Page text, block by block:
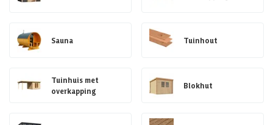
Sauna Tuinhout
Tuinhuis met
overkapping
Blokhut